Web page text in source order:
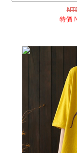
特價